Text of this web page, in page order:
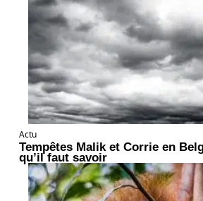
Actu
Tempêtes Malik et Corrie en
qu’il faut savoir